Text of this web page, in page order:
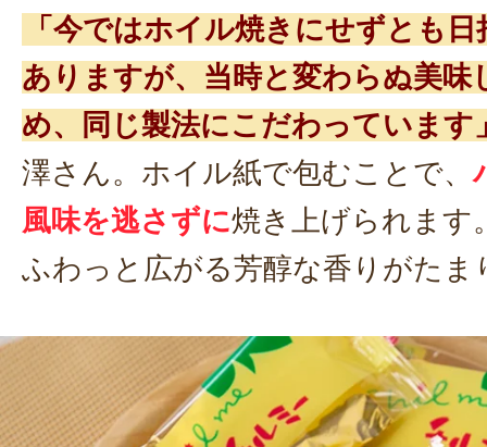
「今ではホイル焼きにせずとも
ありますが、当時と変わらぬ美味
め、同じ製法にこだわっています
澤さん。ホイル紙で包むことで、
風味を逃さずに焼き上げられます
ふわっと広がる芳醇な香りがたま